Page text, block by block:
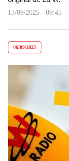
13/09/2025 - 09:45
06/09/2025